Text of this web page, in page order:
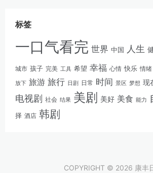
标签
一口气看完 世界 中国 人生
城市 孩子 完美 工具 希望 幸福 心情 快乐 情绪
放下 旅游 旅行 日剧 日常 时间 景区 梦想 现
电视剧 社会 结果 美剧 美好 美食 能力
择 酒店 韩剧
COPYRIGHT © 2026 康丰